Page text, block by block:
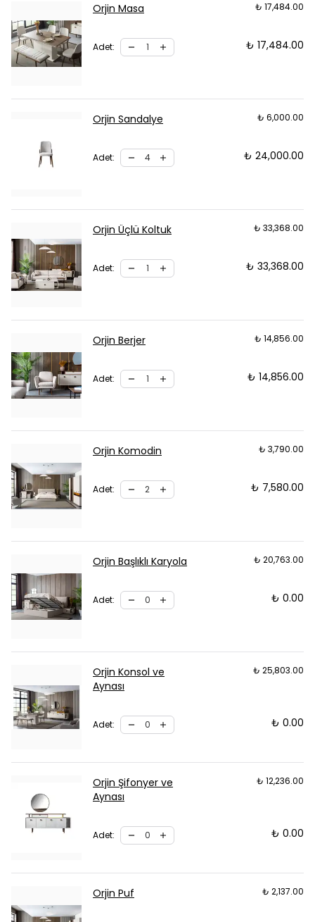
Orjin Masa ₺ 17,484.00
Adet: ₺ 17,484.00
Orjin Sandalye ₺ 6,000.00
Adet: ₺ 24,000.00
Orjin Üçlü Koltuk ₺ 33,368.00
Adet: ₺ 33,368.00
Orjin Berjer ₺ 14,856.00
Adet: ₺ 14,856.00
Orjin Komodin ₺ 3,790.00
Adet: ₺ 7,580.00
Orjin Başlıklı Karyola ₺ 20,763.00
Adet: ₺ 0.00
Orjin Konsol ve
Aynası
₺ 25,803.00
Adet: ₺ 0.00
Orjin Şifonyer ve
Aynası
₺ 12,236.00
Adet: ₺ 0.00
Orjin Puf ₺ 2,137.00